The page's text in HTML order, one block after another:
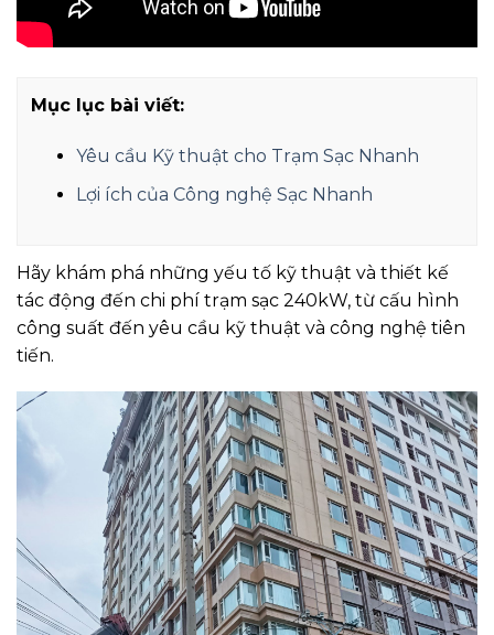
Mục lục bài viết:
Yêu cầu Kỹ thuật cho Trạm Sạc Nhanh
Lợi ích của Công nghệ Sạc Nhanh
Hãy khám phá những yếu tố kỹ thuật và thiết kế
tác động đến chi phí trạm sạc 240kW, từ cấu hình
công suất đến yêu cầu kỹ thuật và công nghệ tiên
tiến.